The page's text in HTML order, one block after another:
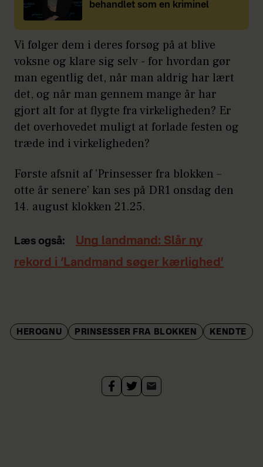
behandlet som en kriminel
Vi følger dem i deres forsøg på at blive
voksne og klare sig selv - for hvordan gør
man egentlig det, når man aldrig har lært
det, og når man gennem mange år har
gjort alt for at flygte fra virkeligheden? Er
det overhovedet muligt at forlade festen og
træde ind i virkeligheden?
Første afsnit af ’Prinsesser fra blokken –
otte år senere’ kan ses på DR1 onsdag den
14. august klokken 21.25.
Læs også:
Ung landmand: Slår ny
rekord i ‘Landmand søger kærlighed’
HEROGNU PRINSESSER FRA BLOKKEN KENDTE